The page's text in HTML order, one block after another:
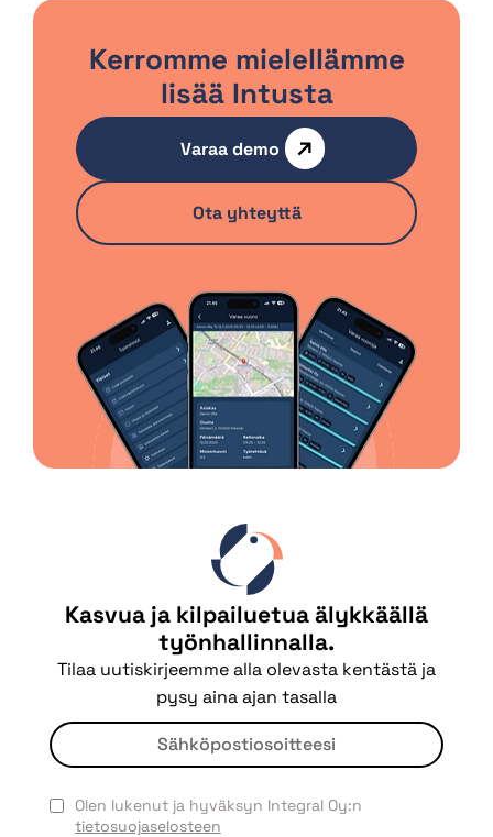
Kerromme mielellämme
lisää Intusta
Varaa demo
Ota yhteyttä
Kasvua ja kilpailuetua älykkäällä
työnhallinnalla.
Tilaa uutiskirjeemme alla olevasta kentästä ja
pysy aina ajan tasalla
Olen lukenut ja hyväksyn Integral Oy:n
tietosuojaselosteen